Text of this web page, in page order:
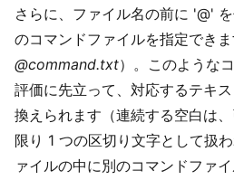
さらに、ファイル名の前に '@'
のコマンドファイルを指定でき
@command.txt）。このような
評価に先立って、対応するテキ
換えられます（連続する空白は
限り 1 つの区切り文字として扱
ァイルの中に別のコマンドファ